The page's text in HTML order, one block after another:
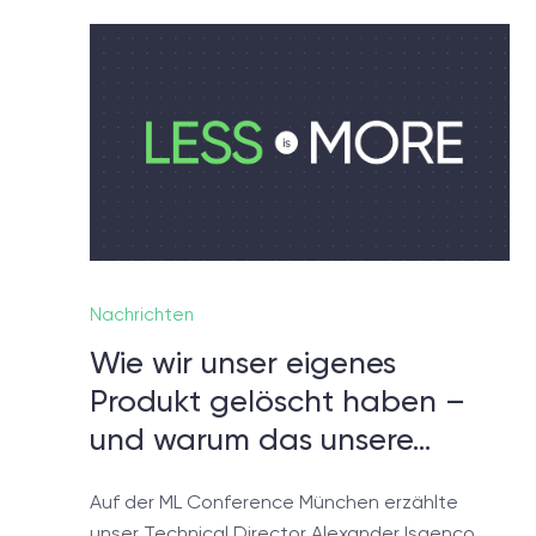
Nachrichten
Wie wir unser eigenes
Produkt gelöscht haben –
und warum das unsere…
Auf der ML Conference München erzählte
In